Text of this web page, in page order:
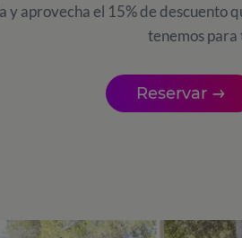
y aprovecha el 15% de descuento
tenemos para
Reservar